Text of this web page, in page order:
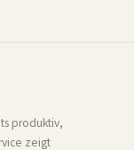
produktiv,
zeigt